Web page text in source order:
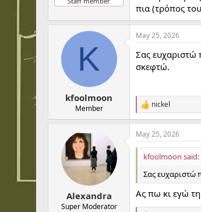
πια (τρόπος
K
kfoolmoon
Member
May 25, 2026
Σας ευχαριστώ
σκεφτώ.
R
e
a
c
t
n
s
:
nickel
Alexandra
Super Moderator
May 25, 2026
kfoolmoon said:
Σας ευχαριστώ
Ας πω κι εγώ